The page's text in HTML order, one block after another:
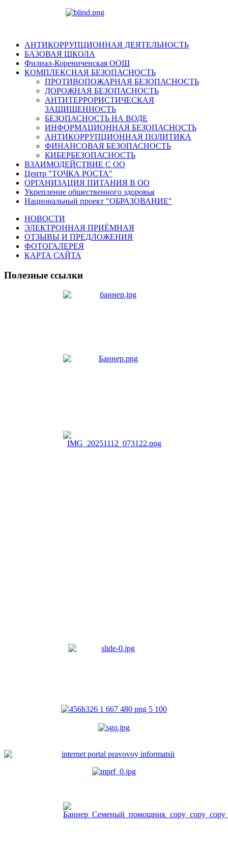
АНТИКОРРУПЦИОННАЯ ДЕЯТЕЛЬНОСТЬ
БАЗОВАЯ ШКОЛА
Филиал-Корениченская ООШ
КОМПЛЕКСНАЯ БЕЗОПАСНОСТЬ
ПРОТИВОПОЖАРНАЯ БЕЗОПАСНОСТЬ
ДОРОЖНАЯ БЕЗОПАСНОСТЬ
АНТИТЕРРОРИСТИЧЕСКАЯ
ЗАЩИЩЕННОСТЬ
БЕЗОПАСНОСТЬ НА ВОДЕ
ИНФОРМАЦИОННАЯ БЕЗОПАСНОСТЬ
АНТИКОРРУПЦИОННАЯ ПОЛИТИКА
ФИНАНСОВАЯ БЕЗОПАСНОСТЬ
КИБЕРБЕЗОПАСНОСТЬ
ВЗАИМОДЕЙСТВИЕ С ОО
Центр "ТОЧКА РОСТА"
ОРГАНИЗАЦИЯ ПИТАНИЯ В ОО
Укрепление общественного здоровья
Национальный проект "ОБРАЗОВАНИЕ"
НОВОСТИ
ЭЛЕКТРОННАЯ ПРИЁМНАЯ
ОТЗЫВЫ И ПРЕДЛОЖЕНИЯ
ФОТОГАЛЕРЕЯ
КАРТА САЙТА
Полезные ссылки